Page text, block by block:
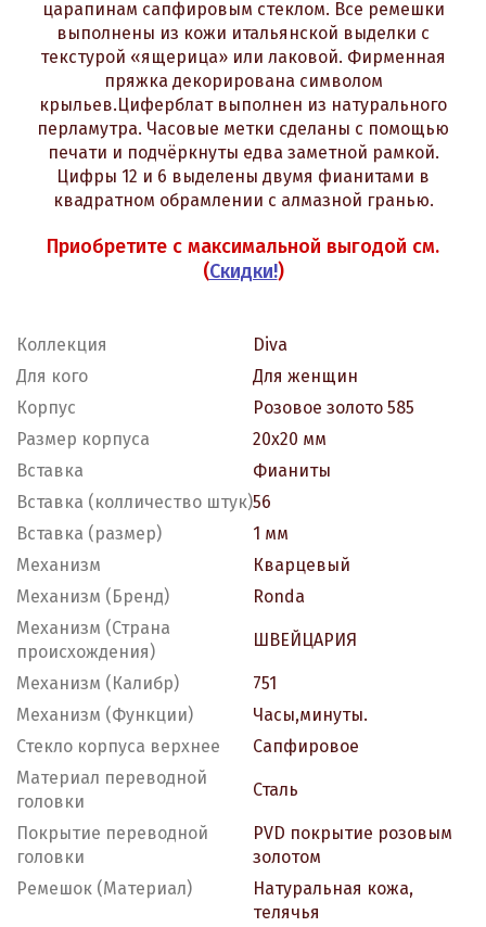
царапинам сапфировым стеклом. Все ремешки
выполнены из кожи итальянской выделки с
текстурой «ящерица» или лаковой. Фирменная
пряжка декорирована символом
крыльев.Циферблат выполнен из натурального
перламутра. Часовые метки сделаны с помощью
печати и подчёркнуты едва заметной рамкой.
Цифры 12 и 6 выделены двумя фианитами в
квадратном обрамлении с алмазной гранью.
Приобретите с максимальной выгодой см.
(Скидки!)
Коллекция
Diva
Для кого
Для женщин
Корпус
Розовое золото 585
Размер корпуса
20х20 мм
Вставка
Фианиты
Вставка (колличество штук)56
Вставка (размер)
1 мм
Механизм
Кварцевый
Механизм (Бренд)
Ronda
Механизм (Страна
происхождения)
ШВЕЙЦАРИЯ
Механизм (Калибр)
751
Механизм (Функции)
Часы,минуты.
Стекло корпуса верхнее
Сапфировое
Материал переводной
головки
Сталь
Покрытие переводной
головки
PVD покрытие розовым
золотом
Ремешок (Материал)
Натуральная кожа,
телячья